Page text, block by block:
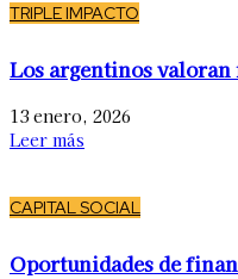
TRIPLE IMPACTO
Los argentinos valoran
13 enero, 2026
Leer más
CAPITAL SOCIAL
Oportunidades de